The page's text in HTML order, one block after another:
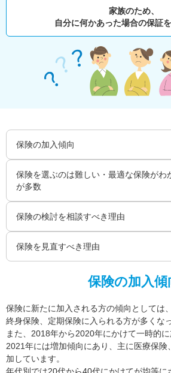
家族のため、
自分に何かあった場合の保証
保険の加入傾向
保険を選ぶのは難しい・最適な保険がわ
が多数
保険の検討を相談すべき理由
保険を見直すべき理由
保険の加入傾
保険に新たに加入される方の傾向としては
終身保険、定期保険に入られる方が多くな
また、2018年から2020年にかけて一時的
2021年には増加傾向にあり、主に医療保
加しています。